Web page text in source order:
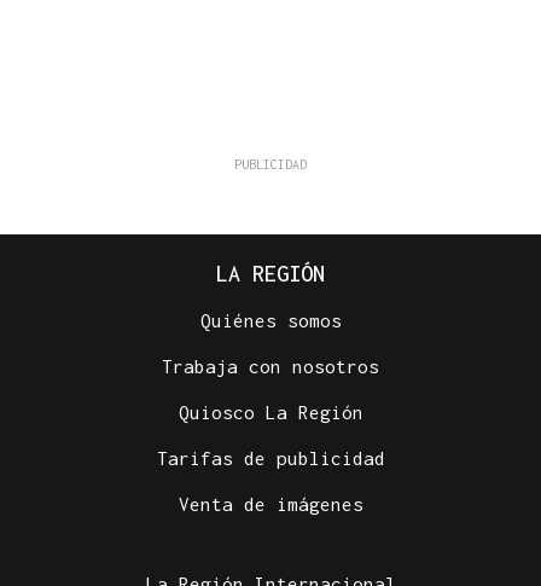
LA REGIÓN
Quiénes somos
Trabaja con nosotros
Quiosco La Región
Tarifas de publicidad
Venta de imágenes